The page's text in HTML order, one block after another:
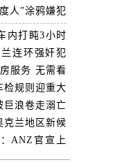
人”涂鸦嫌犯
内打盹3小时
连环强奸犯
服务 无需看
检规则迎重大
巨浪卷走溺亡
克兰地区新候
！ANZ官宣上